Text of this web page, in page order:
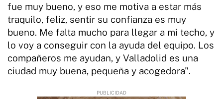
fue muy bueno, y eso me motiva a estar más
traquilo, feliz, sentir su confianza es muy
bueno. Me falta mucho para llegar a mi techo, y
lo voy a conseguir con la ayuda del equipo. Los
compañeros me ayudan, y Valladolid es una
ciudad muy buena, pequeña y acogedora".